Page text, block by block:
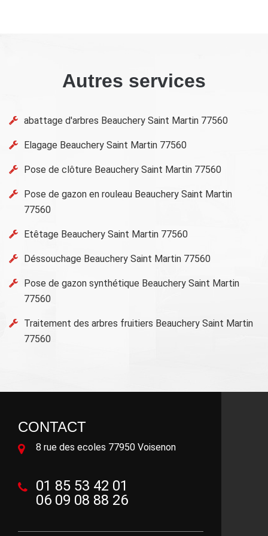
Autres services
abattage d'arbres Beauchery Saint Martin 77560
Elagage Beauchery Saint Martin 77560
Pose de clôture Beauchery Saint Martin 77560
Pose de gazon en rouleau Beauchery Saint Martin
77560
Etêtage Beauchery Saint Martin 77560
Déssouchage Beauchery Saint Martin 77560
Pose de gazon synthétique Beauchery Saint Martin
77560
Traitement des arbres fruitiers Beauchery Saint Martin
77560
CONTACT
8 rue des ecoles 77950 Voisenon
01 85 53 42 01
06 09 08 88 26